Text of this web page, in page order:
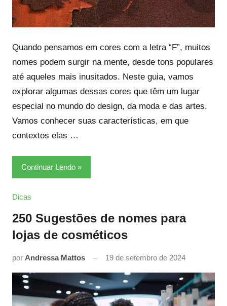
Quando pensamos em cores com a letra “F”, muitos
nomes podem surgir na mente, desde tons populares
até aqueles mais inusitados. Neste guia, vamos
explorar algumas dessas cores que têm um lugar
especial no mundo do design, da moda e das artes.
Vamos conhecer suas características, em que
contextos elas …
Continuar Lendo
Dicas
250 Sugestões de nomes para
lojas de cosméticos
por Andressa Mattos 19 de setembro de 2024